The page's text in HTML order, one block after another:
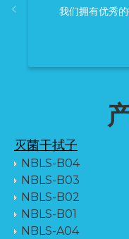
我们拥有优秀
灭菌干拭子
NBLS-B04
NBLS-B03
NBLS-B02
NBLS-B01
NBLS-A04